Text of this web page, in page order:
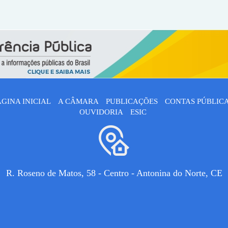
INICIAL A CÂMARA PUBLICAÇÕES
CONTAS
OUVIDORIA
ESIC
R. Roseno de Matos, 58 - Centro - Antonina do Norte, CE